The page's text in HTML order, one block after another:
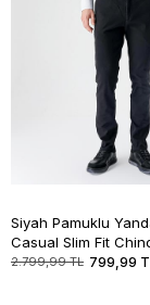
Siyah Pamuklu
Casual Slim Fit
1003235117
2.799,99 TL 799,99